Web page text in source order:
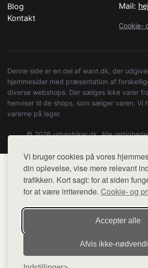
Vi bruger cookies på vores
din oplevelse, vise mere relevant
trafikken. Kort sagt: for at siden
for at være irriterende. Cookie- og
Accepter alle
Afvis
Blog
Kontakt
Mail:
Cookie-
Denne side er en del af want.dk, der
hjemmesider med præsentation af
diverse webshops. Der sælges ikke varer
henviser til de shops, som sælger varen. Vi
varerne på lager.
© 2026 urbanbiker.dk. Alle